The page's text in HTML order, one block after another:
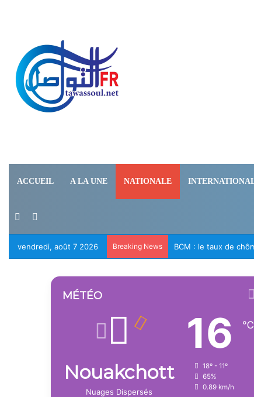
ACCUEIL A LA UNE NATIONALE
Switch skin
vendredi, août 7 2026 Breaking News BCM : le taux de
MÉTÉO
Nouakchott
Nuages Dispersés
16 ℃
18º - 11º
65%
0.89 km/h